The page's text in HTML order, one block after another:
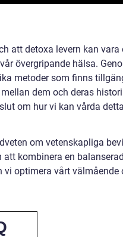
att detoxa levern kan vara
övergripande hälsa.
metoder som finns
dem och deras
om hur vi kan vårda
om vetenskapliga
kombinera en
vi optimera vårt välmående